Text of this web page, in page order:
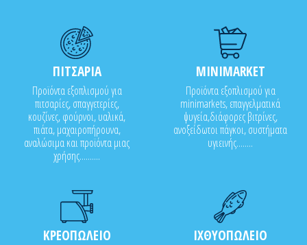
ΠΙΤΣΑΡΙΑ
Προϊόντα εξοπλισμού για
πιτσαρίες, σπαγγετερίες,
κουζίνες, φούρνοι, υαλικά,
πιάτα, μαχαιροπήρουνα,
αναλώσιμα και προϊόντα μιας
χρήσης..........
MINIMARKET
Προϊόντα εξοπλισμού για
minimarkets, επαγγελματικά
ψυγεία,διάφορες βιτρίνες,
ανοξείδωτοι πάγκοι, συστήματα
υγιεινής........
ΚΡΕΟΠΩΛΕΙΟ ΙΧΘΥΟΠΩΛΕΙΟ